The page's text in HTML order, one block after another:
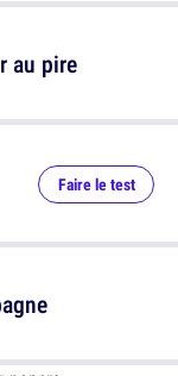
au pire
Faire le test